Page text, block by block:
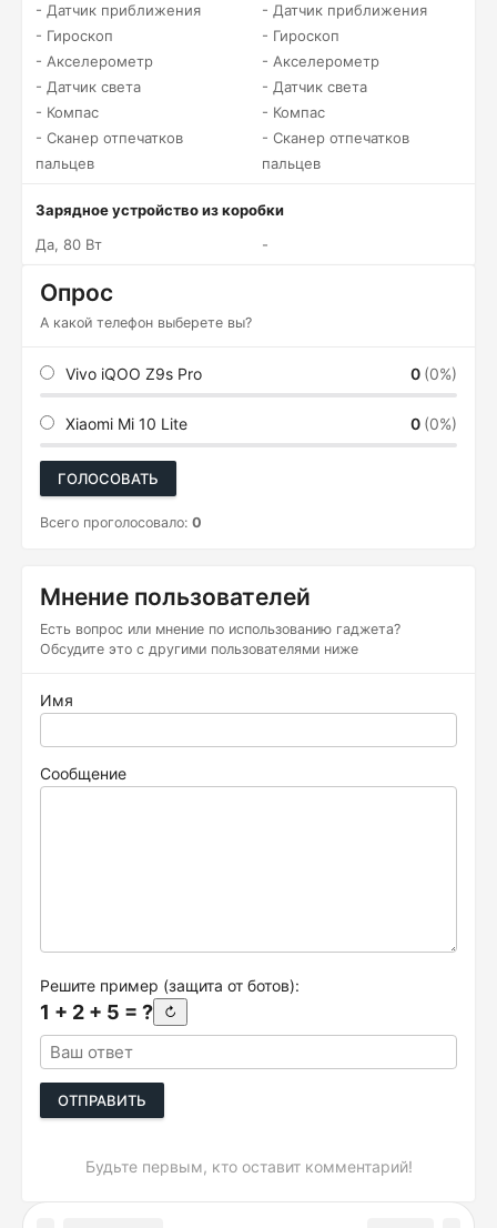
- Датчик приближения
- Гироскоп
- Акселерометр
- Датчик света
- Компас
- Сканер отпечатков
пальцев
- Датчик приближения
- Гироскоп
- Акселерометр
- Датчик света
- Компас
- Сканер отпечатков
пальцев
Зарядное устройство из коробки
Да, 80 Вт
-
Опрос
А какой телефон выберете вы?
Vivo iQOO Z9s Pro 0 (0%)
Xiaomi Mi 10 Lite 0 (0%)
ГОЛОСОВАТЬ
Всего проголосовало: 0
Мнение пользователей
Есть вопрос или мнение по использованию гаджета?
Обсудите это с другими пользователями ниже
Имя
Сообщение
Решите пример (защита от ботов):
1 + 2 + 5 = ? ↻
ОТПРАВИТЬ
Будьте первым, кто оставит комментарий!